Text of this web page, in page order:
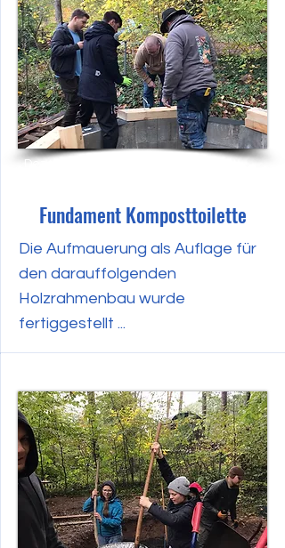
Dezember 2023
Fundament Komposttoilette
Die Aufmauerung als Auflage für
den darauffolgenden
Holzrahmenbau wurde
fertiggestellt ...